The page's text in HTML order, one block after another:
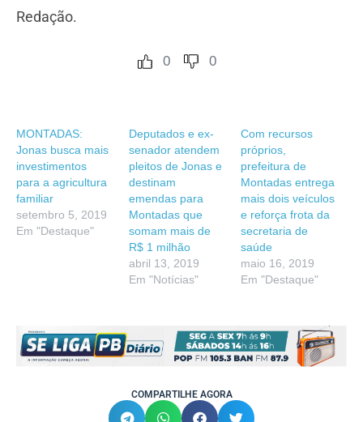
Redação.
0 0
MONTADAS:
Jonas busca mais
investimentos
para a agricultura
familiar
setembro 5, 2019
Em "Destaque"
Deputados e ex-
senador atendem
pleitos de Jonas e
destinam
emendas para
Montadas que
somam mais de
R$ 1 milhão
abril 13, 2019
Em "Notícias"
Com recursos
próprios,
prefeitura de
Montadas entrega
mais dois veículos
e reforça frota da
secretaria de
saúde
maio 16, 2019
Em "Destaque"
COMPARTILHE AGORA